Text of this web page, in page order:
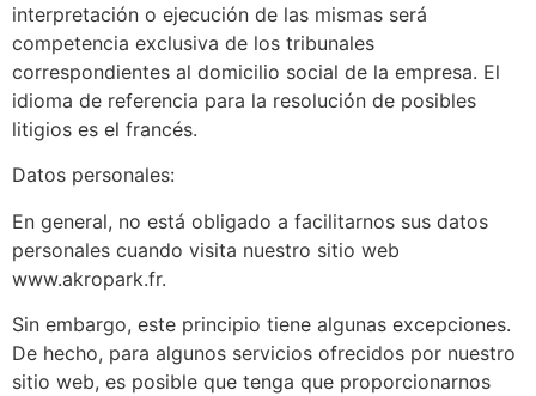
interpretación o ejecución de las mismas será
competencia exclusiva de los tribunales
correspondientes al domicilio social de la empresa. El
idioma de referencia para la resolución de posibles
litigios es el francés.
Datos personales:
En general, no está obligado a facilitarnos sus datos
personales cuando visita nuestro sitio web
www.akropark.fr.
Sin embargo, este principio tiene algunas excepciones.
De hecho, para algunos servicios ofrecidos por nuestro
sitio web, es posible que tenga que proporcionarnos